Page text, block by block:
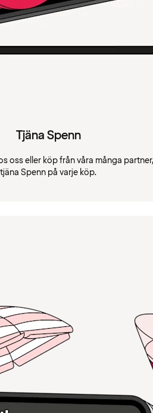
Tjäna Spenn
oss eller köp från våra många
tjäna Spenn på varje köp.